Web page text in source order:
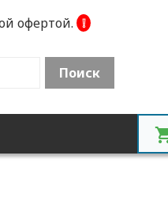
офертой. ❕
Поиск